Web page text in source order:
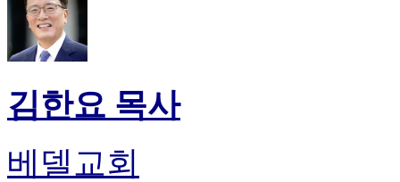
김한요 목사
베델교회